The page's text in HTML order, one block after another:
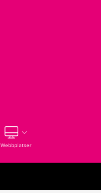
WebbplatserVisa våra andra webbplatser